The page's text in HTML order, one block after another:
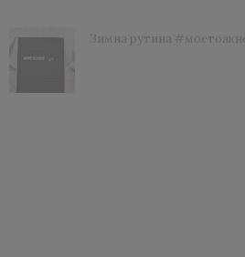
Зимна рутина #моетоакне